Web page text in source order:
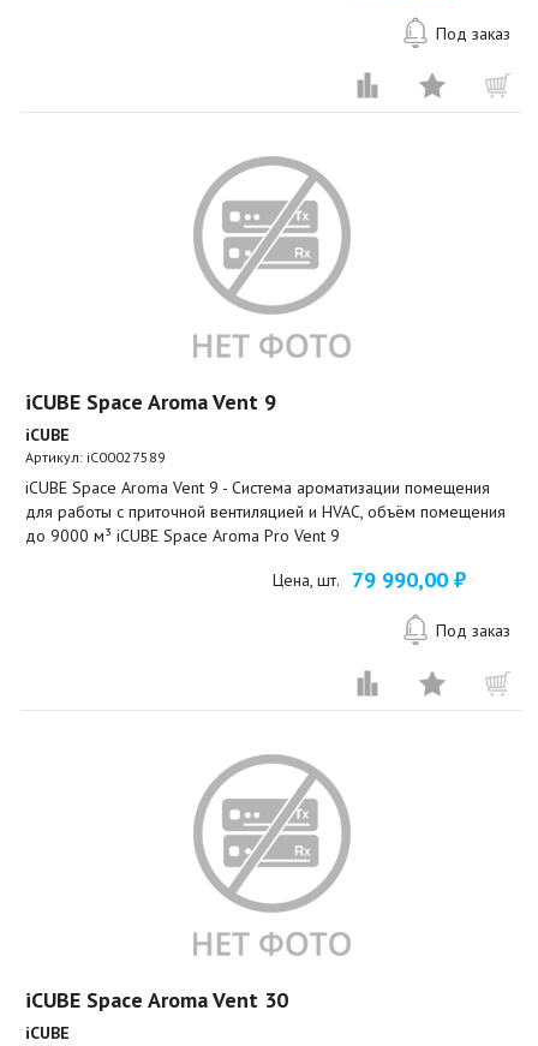
Под заказ
iCUBE Space Aroma Vent 9
iCUBE
Артикул: iC00027589
iCUBE Space Aroma Vent 9 - Система ароматизации помещения
для работы с приточной вентиляцией и HVAC, объём помещения
до 9000 м³ iCUBE Space Aroma Pro Vent 9
Цена, шт. 79 990,00 ₽
Под заказ
iCUBE Space Aroma Vent 30
iCUBE